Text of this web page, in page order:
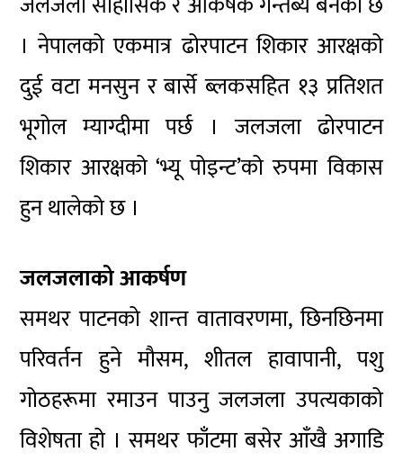
। नेपालको एकमात्र ढोरपाटन शिकार आरक्षको
दुई वटा मनसुन र बार्से ब्लकसहित १३ प्रतिशत
भूगोल म्याग्दीमा पर्छ । जलजला ढोरपाटन
शिकार आरक्षको ‘भ्यू पोइन्ट’को रुपमा विकास
हुन थालेको छ ।
जलजलाको आकर्षण
समथर पाटनको शान्त वातावरणमा, छिनछिनमा
परिवर्तन हुने मौसम, शीतल हावापानी, पशु
गोठहरूमा रमाउन पाउनु जलजला उपत्यकाको
विशेषता हो । समथर फाँटमा बसेर आँखै अगाडि